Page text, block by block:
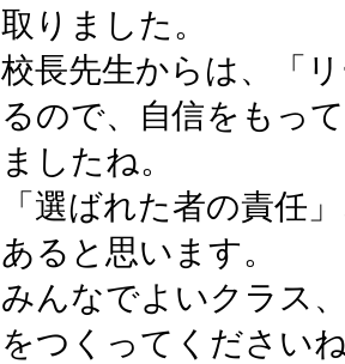
取りました。
校長先生からは、「
るので、自信をもっ
ましたね。
「選ばれた者の責任
あると思います。
みんなでよいクラス
をつくってください